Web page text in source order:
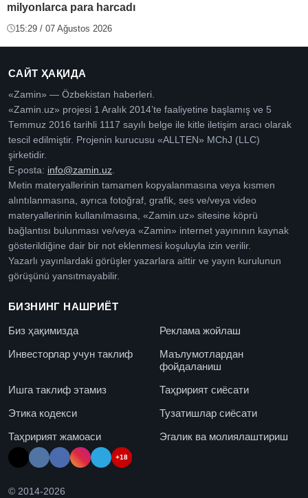
milyonlarca para harcadı
15:29 / 07 Ağustos 2026
САЙТ ҲАҚИДА
«Zamin» — Özbekistan haberleri.
«Zamin.uz» projesi 1 Aralık 2014’te faaliyetine başlamış ve 5
Temmuz 2016 tarihli 1117 sayılı belge ile kitle iletişim aracı olarak
tescil edilmiştir. Projenin kurucusu «ALLTEN» MChJ (LLC)
şirketidir.
E-posta: info@zamin.uz
Metin materyallerinin tamamen kopyalanmasına veya kısmen
alıntılanmasına, ayrıca fotoğraf, grafik, ses ve/veya video
materyallerinin kullanılmasına, «Zamin.uz» sitesine köprü
bağlantısı bulunması ve/veya «Zamin» internet yayınının kaynak
gösterildiğine dair bir not eklenmesi koşuluyla izin verilir.
Yazarlı yayınlardaki görüşler yazarlara aittir ve yayın kurulunun
görüşünü yansıtmayabilir.
БИЗНИНГ НАШРИЁТ
Биз ҳақимизда
Реклама жойлаш
Инвесторлар учун таклиф
Маълумотлардан
фойдаланиш
Ишга таклиф этамиз
Таҳририят сиёсати
Этика кодекси
Тузатишлар сиёсати
Таҳририят жамоаси
Эгалик ва молиялаштириш
+18
© 2014-2026